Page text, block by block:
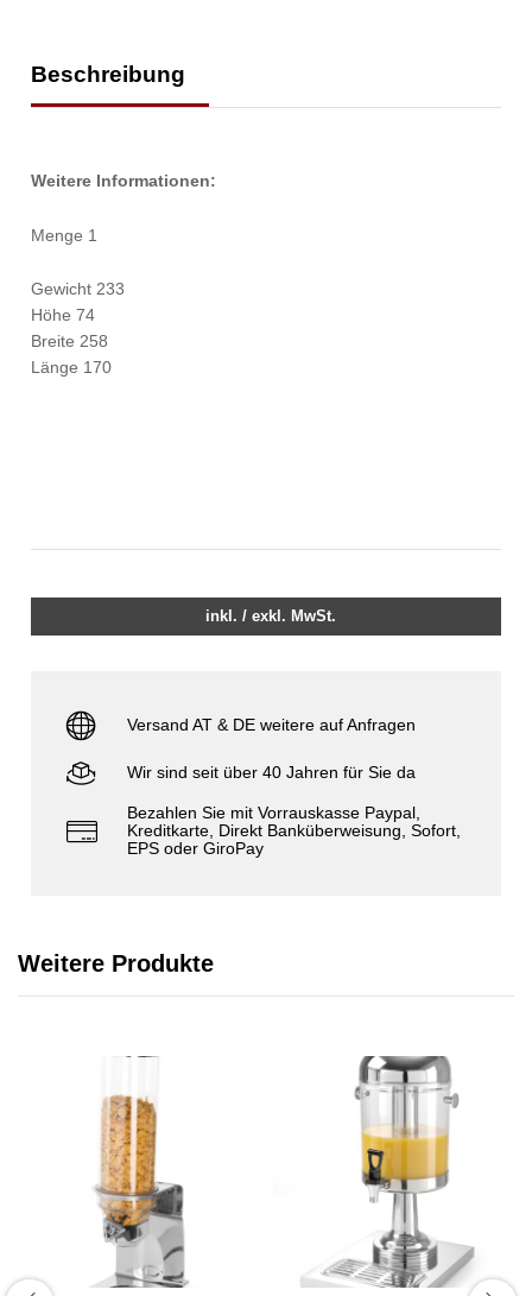
Beschreibung
Weitere Informationen:
Menge 1
Gewicht 233
Höhe 74
Breite 258
Länge 170
inkl. / exkl. MwSt.
Versand AT & DE weitere auf Anfragen
Wir sind seit über 40 Jahren für Sie da
Bezahlen Sie mit Vorrauskasse Paypal,
Kreditkarte, Direkt Banküberweisung, Sofort,
EPS oder GiroPay
Weitere Produkte